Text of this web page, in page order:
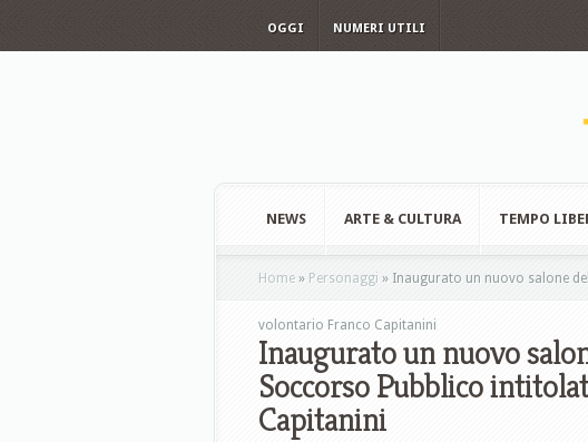
OGGI NUMERI UTILI
NEWS ARTE & CULTURA TEMPO
Home » Personaggi » Inaugurato un nuovo salone
volontario Franco Capitanini
Inaugurato un nuovo
Soccorso Pubblico
Capitanini